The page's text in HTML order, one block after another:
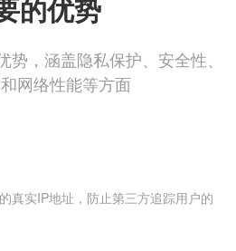
的优势
，涵盖隐私保护、安全性、
网络性能等方面
真实IP地址，防止第三方追踪用户的